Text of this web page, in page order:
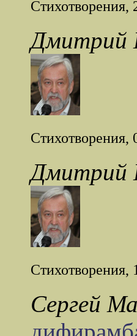
Стихотворения,
Дмитрий
Стихотворения,
Дмитрий
Стихотворения,
Сергей